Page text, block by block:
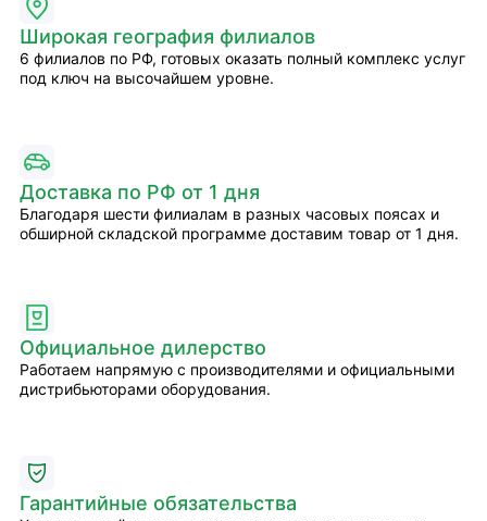
Широкая география филиалов
6 филиалов по РФ, готовых оказать полный комплекс услуг
под ключ на высочайшем уровне.
Доставка по РФ от 1 дня
Благодаря шести филиалам в разных часовых поясах и
обширной складской программе доставим товар от 1 дня.
Официальное дилерство
Работаем напрямую с производителями и официальными
дистрибьюторами оборудования.
Гарантийные обязательства